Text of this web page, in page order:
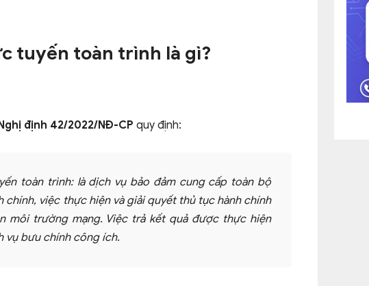
tuyến toàn trình là gì?
định 42/2022/NĐ-CP quy định:
toàn trình: là dịch vụ bảo đảm cung cấp toàn bộ
chính, việc thực hiện và giải quyết thủ tục hành chính
môi trường mạng. Việc trả kết quả được thực hiện
vụ bưu chính công ích.